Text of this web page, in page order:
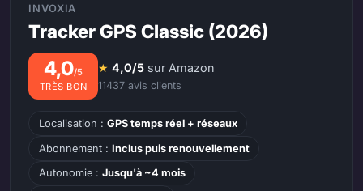
INVOXIA
Tracker GPS Classic (2026)
4,0/5
TRÈS BON
★ 4,0/5 sur Amazon
11437 avis clients
Localisation : GPS temps réel + réseaux
Abonnement : Inclus puis renouvellement
Autonomie : Jusqu'à ~4 mois